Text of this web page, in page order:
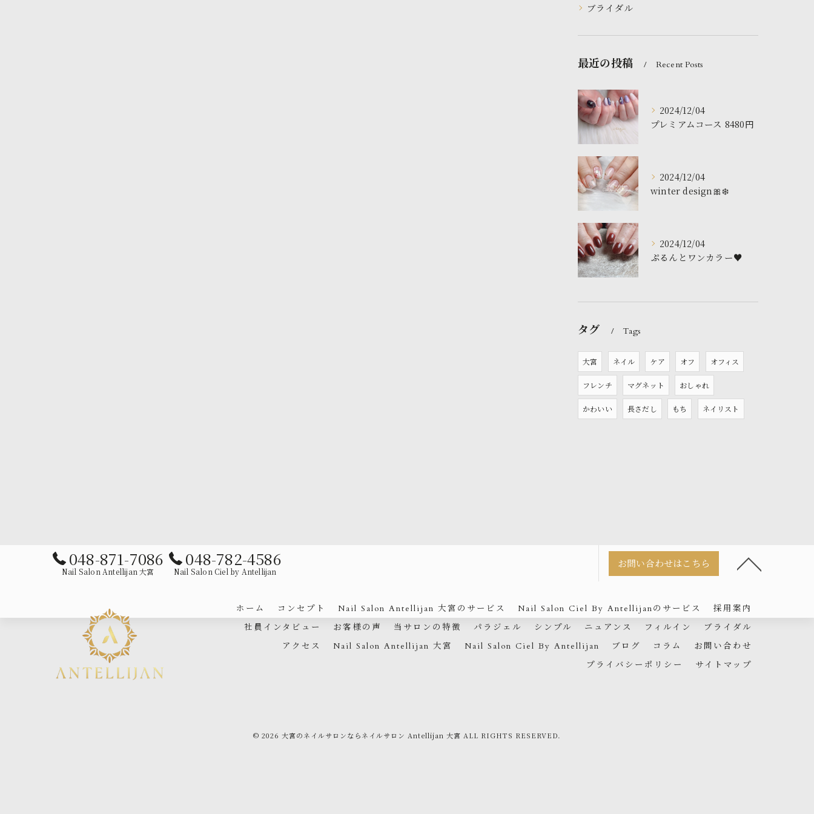
ブライダル
最近の投稿 Recent Posts
2024/12/04
プレミアムコース 8480円
2024/12/04
winter design🎀❄️
2024/12/04
ぷるんとワンカラー♥️
タグ Tags
大宮 ネイル ケア オフ オフィス
フレンチ マグネット おしゃれ
かわいい 長さだし もち ネイリスト
048-871-7086
Nail Salon Antellijan 大宮
048-782-4586
Nail Salon Ciel by Antellijan
お問い合わせはこちら
ホーム コンセプト Nail Salon Antellijan 大宮のサービス Nail Salon Ciel By Antellijanのサービス
採用案内
社員インタビュー
お客様の声 当サロンの特徴 パラジェル シンプル ニュアンス フィルイン
ブライダル
アクセス
Nail Salon Antellijan 大宮 Nail Salon Ciel By Antellijan ブログ コラム
お問い合わせ
プライバシーポリシー
サイトマップ
© 2026 大宮のネイルサロンならネイルサロン Antellijan 大宮 ALL RIGHTS RESERVED.